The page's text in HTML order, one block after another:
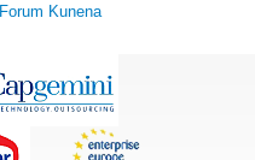
Forum Kunena